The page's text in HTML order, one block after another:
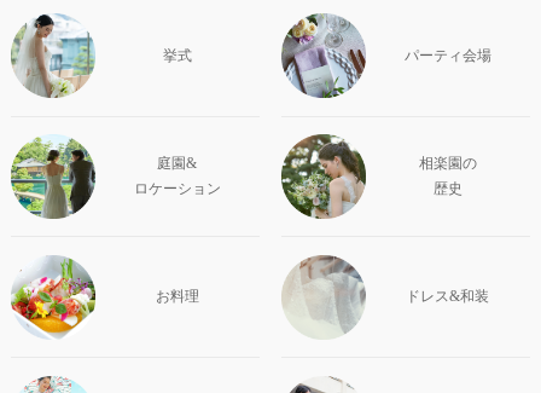
挙式 パーティ会場
庭園&
ロケーション
相楽園の
歴史
お料理 ドレス&和装